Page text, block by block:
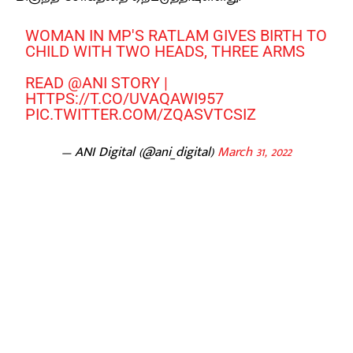
WOMAN IN MP'S RATLAM GIVES BIRTH TO
CHILD WITH TWO HEADS, THREE ARMS
READ @ANI STORY |
HTTPS://T.CO/UVAQAWI957
PIC.TWITTER.COM/ZQASVTCSIZ
— ANI Digital (@ani_digital)March 31, 2022